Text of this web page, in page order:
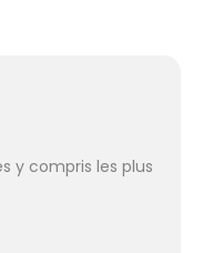
y compris les plus